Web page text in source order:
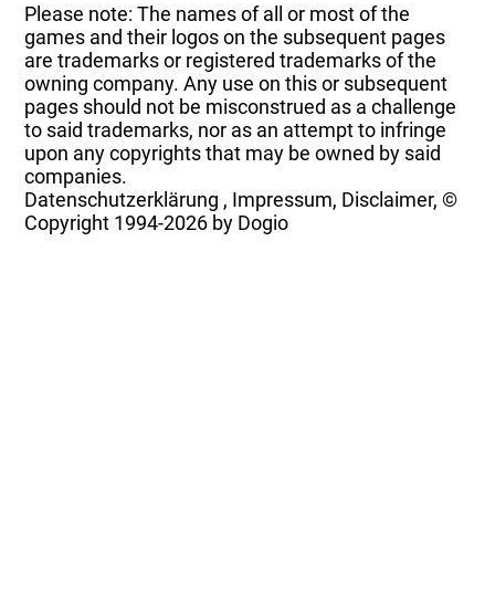
Please note: The names of all or most of the
games and their logos on the subsequent pages
are trademarks or registered trademarks of the
owning company. Any use on this or subsequent
pages should not be misconstrued as a challenge
to said trademarks, nor as an attempt to infringe
upon any copyrights that may be owned by said
companies.
Datenschutzerklärung , Impressum, Disclaimer, ©
Copyright 1994-2026 by Dogio